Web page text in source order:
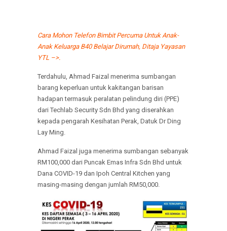
Cara Mohon Telefon Bimbit Percuma Untuk Anak-
Anak Keluarga B40 Belajar Dirumah, Ditaja Yayasan
YTL –>.
Terdahulu, Ahmad Faizal menerima sumbangan
barang keperluan untuk kakitangan barisan
hadapan termasuk peralatan pelindung diri (PPE)
dari Techlab Security Sdn Bhd yang diserahkan
kepada pengarah Kesihatan Perak, Datuk Dr Ding
Lay Ming.
Ahmad Faizal juga menerima sumbangan sebanyak
RM100,000 dari Puncak Emas Infra Sdn Bhd untuk
Dana COVID-19 dan Ipoh Central Kitchen yang
masing-masing dengan jumlah RM50,000.